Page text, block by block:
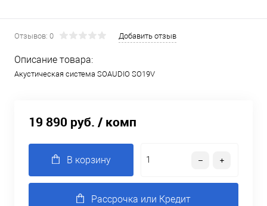
Отзывов: 0 Добавить отзыв
Описание товара:
Акустическая система SOAUDIO SO19V
19 890 руб. / комп
В корзину
Рассрочка или Кредит